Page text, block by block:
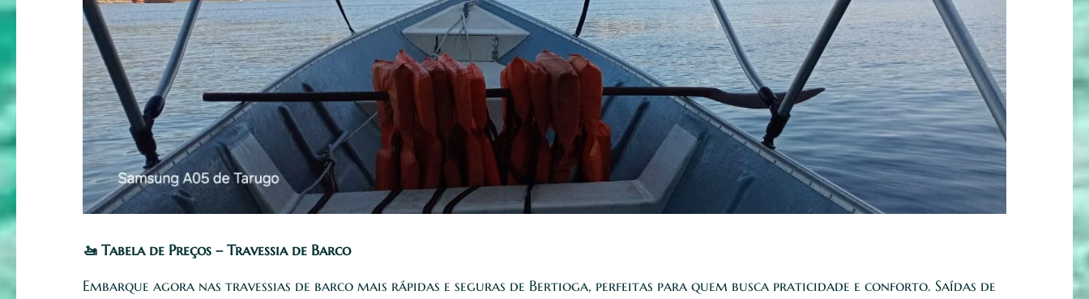
🚤 Tabela de Preços – Travessia de Barco
Embarque agora nas travessias de barco mais rápidas e seguras de Bertioga, perfeitas para quem busca praticidade e conforto. Saídas de